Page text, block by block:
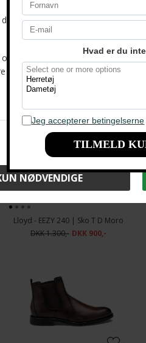
Lacoste - T-clip | Sneakers KD2 KHK
DKK 950,- DKK 700,-
-31%
Lloyd - EEZY 240 | Sko T D Moro
DKK 1.300,- DKK 900,-